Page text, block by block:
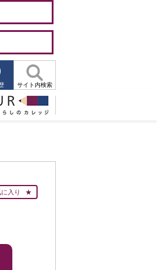
サイト内検索
入り